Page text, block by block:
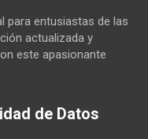
para entusiastas de las
actualizada y
este apasionante
de Datos